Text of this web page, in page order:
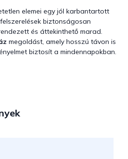
elemei egy jól karbantartott
biztonságosan
és áttekinthető marad.
megoldást, amely hosszú távon is
biztosít a mindennapokban.